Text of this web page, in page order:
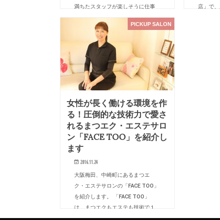
満ちたスタッフが楽しそうに仕事
をしており、店内はとても居心地
のいい空間になっています。 …
店」で
PICKUP SALON
女性が長く働ける環境を作
る！圧倒的な技術力で愛さ
れるまつエク・エステサロ
ン「FACE TOO」を紹介し
ます
2016.11.24
大阪梅田、中崎町にあるまつエ
ク・エステサロンの「FACE TOO」
を紹介します。 「FACE TOO」
は、まつエクもエステも技術で１
番を目指し続け、スタッフの人間